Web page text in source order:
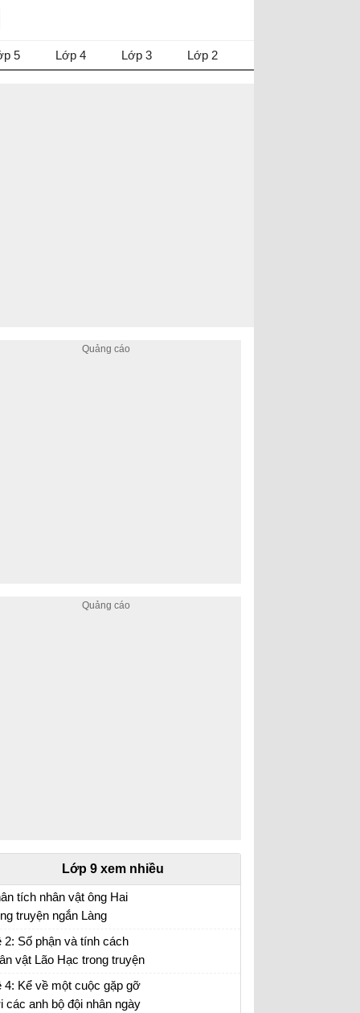
5 Lớp 4 Lớp 3 Lớp 2
Lớp 9 xem nhiều
tích nhân vật ông Hai
truyện ngắn Làng
tích nhân vật ông Hai hay nhất
2: Số phận và tính cách
vật Lão Hạc trong truyện
Lão Hạc của Nam Cao.
4: Kể về một cuộc gặp gỡ
các anh bộ đội nhân ngày